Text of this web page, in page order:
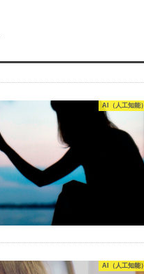
AI（人工知能）
AI（人工知能）